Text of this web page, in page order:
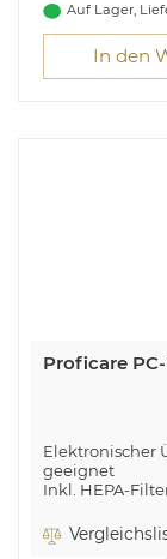
Auf Lager,
In den
Proficare
Elektronischer
geeignet
Inkl. HEPA-
Stunden
Aluminium-